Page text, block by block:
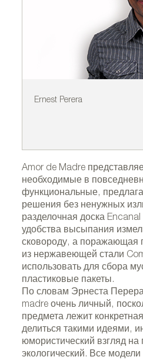
Ernest Perera
Amor de Madre
необходимые в
функциональные,
решения без ненужных
разделочная доска
удобства высыпания
сковороду, а поражающая
из нержавеющей стали
использовать для сбора
пластиковые пакеты.
По словам Эрнеста
madre очень личный,
предмета лежит
делиться такими идеями,
юмористический взгляд на
экологический. Все